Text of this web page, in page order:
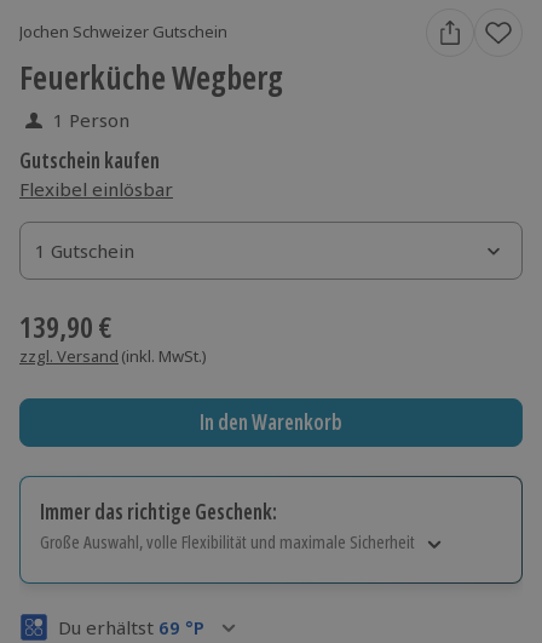
Jochen Schweizer Gutschein
Feuerküche Wegberg
1 Person
Gutschein kaufen
Flexibel einlösbar
1 Gutschein
1 Gutschein
1 Gutschein
139,90 €
zzgl. Versand (inkl. MwSt.)
In den Warenkorb
Immer das richtige Geschenk:
Große Auswahl, volle Flexibilität und maximale Sicherheit
Volle Flexibilität
Du erhältst 69 °P